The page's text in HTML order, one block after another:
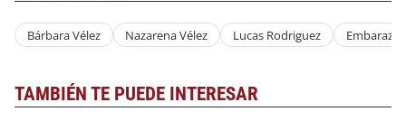
Bárbara Vélez Nazarena Vélez Lucas Rodriguez Embarazo
TAMBIÉN TE PUEDE INTERESAR